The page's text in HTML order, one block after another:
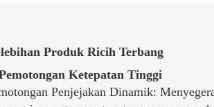
Produk Ricih Terbang
Ketepatan Tinggi
Penjejakan Dinamik: